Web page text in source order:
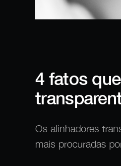
4 fatos
Os alinhadores
mais procuradas